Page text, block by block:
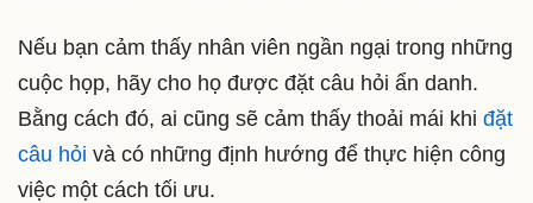
Nếu bạn cảm thấy nhân viên ngần ngại trong những
cuộc họp, hãy cho họ được đặt câu hỏi ẩn danh.
Bằng cách đó, ai cũng sẽ cảm thấy thoải mái khi đặt
câu hỏi và có những định hướng để thực hiện công
việc một cách tối ưu.